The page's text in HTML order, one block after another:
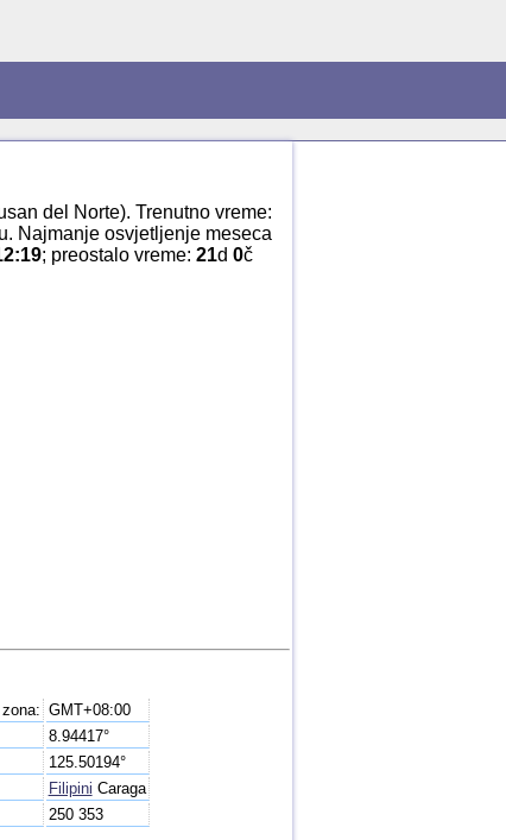
del Norte). Trenutno vreme:
Najmanje osvjetljenje meseca
; preostalo vreme: 21d 0č
GMT+08:00
8.94417°
125.50194°
Filipini Caraga
250 353